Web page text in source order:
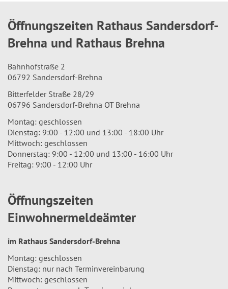
Öffnungszeiten Rathaus Sandersdorf-
Brehna und Rathaus Brehna
Bahnhofstraße 2
06792 Sandersdorf-Brehna
Bitterfelder Straße 28/29
06796 Sandersdorf-Brehna OT Brehna
Montag: geschlossen
Dienstag: 9:00 - 12:00 und 13:00 - 18:00 Uhr
Mittwoch: geschlossen
Donnerstag: 9:00 - 12:00 und 13:00 - 16:00 Uhr
Freitag: 9:00 - 12:00 Uhr
Öffnungszeiten
Einwohnermeldeämter
im Rathaus Sandersdorf-Brehna
Montag: geschlossen
Dienstag: nur nach Terminvereinbarung
Mittwoch: geschlossen